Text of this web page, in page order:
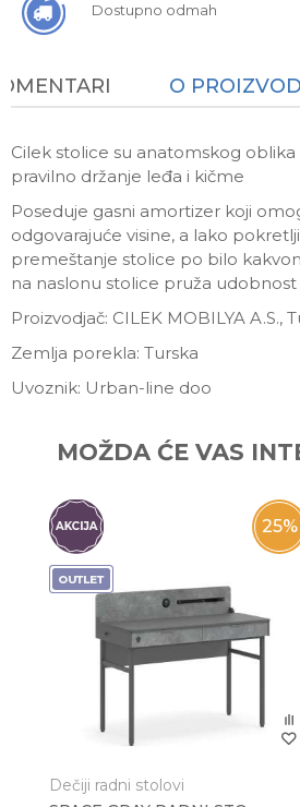
Dostupno odmah
O
Cilek stolice su anatomskog
pravilno držanje leđa i kičme
Poseduje gasni amortizer koji
odgovarajuće visine, a lako
premeštanje stolice po bilo
na naslonu stolice pruža
Proizvodjač: CILEK MOBILYA A.S.,
Zemlja porekla: Turska
Uvoznik: Urban-line doo
Email
MOŽDA ĆE VAS
25%
Dečiji radni stolovi